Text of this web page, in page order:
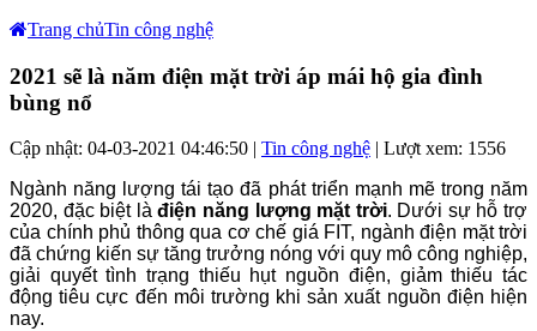
Trang chủTin công nghệ
2021 sẽ là năm điện mặt trời áp mái hộ gia đình
bùng nổ
Cập nhật: 04-03-2021 04:46:50 | Tin công nghệ | Lượt xem: 1556
Ngành năng lượng tái tạo đã phát triển mạnh mẽ trong năm
2020, đặc biệt làđiện năng lượng mặt trời. Dưới sự hỗ trợ
của chính phủ thông qua cơ chế giá FIT, ngành điện mặt trời
đã chứng kiến sự tăng trưởng nóng với quy mô công nghiệp,
giải quyết tình trạng thiếu hụt nguồn điện, giảm thiếu tác
động tiêu cực đến môi trường khi sản xuất nguồn điện hiện
nay.